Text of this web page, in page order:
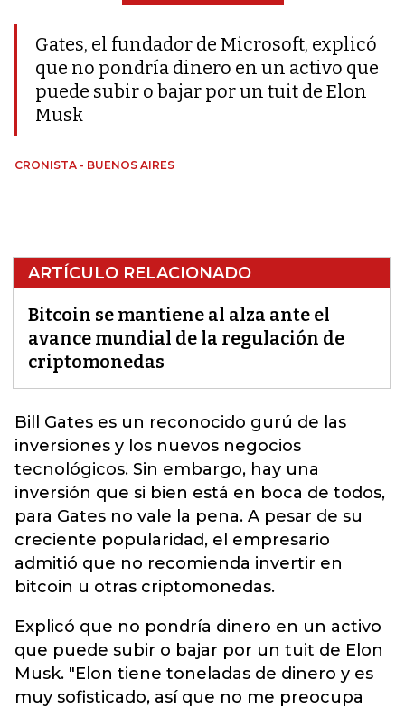
Gates, el fundador de Microsoft, explicó
que no pondría dinero en un activo que
puede subir o bajar por un tuit de Elon
Musk
CRONISTA - BUENOS AIRES
ARTÍCULO RELACIONADO
Bitcoin se mantiene al alza ante el
avance mundial de la regulación de
criptomonedas
Bill Gates es un reconocido gurú de las
inversiones y los nuevos negocios
tecnológicos. Sin embargo, hay una
inversión que si bien está en boca de todos,
para Gates no vale la pena. A pesar de su
creciente popularidad, el empresario
admitió que no recomienda invertir en
bitcoin u otras criptomonedas.
Explicó que no pondría dinero en un activo
que puede subir o bajar por un tuit de Elon
Musk. "Elon tiene toneladas de dinero y es
muy sofisticado, así que no me preocupa